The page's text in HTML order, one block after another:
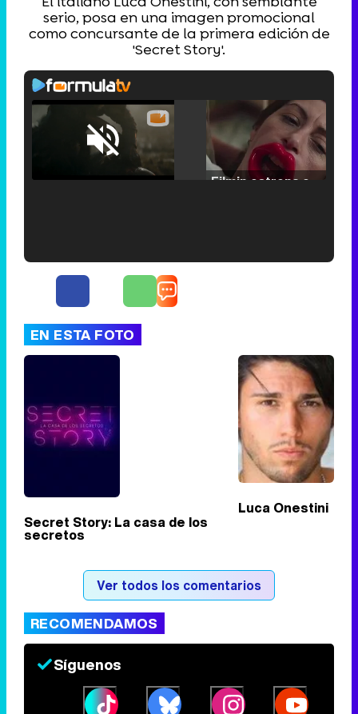
serio, posa en una imagen promocional
como concursante de la primera edición de
'Secret Story'.
Unmute /
Tráiler de '33 días', la nueva serie de Atresplayer con Julián Villagrán y José Manuel Poga
Tráiler en catalán de 'Ravalear', la nueva serie de HBO Max sobre los fondos buitre
Canción ganadora de Eurovisión 2026: DARA con "Bangaranga" por Bulgaria
EN ESTA FOTO
Secret Story: La casa de los
secretos
Luca Onestini
Ver todos los comentarios
RECOMENDAMOS
Síguenos